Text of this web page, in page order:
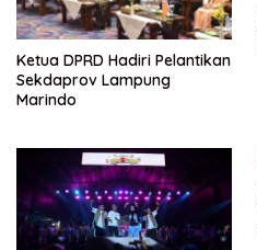
Ketua DPRD Hadiri Pelantikan
Sekdaprov Lampung
Marindo